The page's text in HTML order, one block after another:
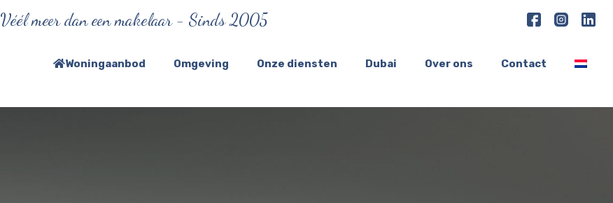
Véél meer dan een makelaar - Sinds 2005
Woningaanbod Omgeving Onze diensten Dubai Over ons Contact